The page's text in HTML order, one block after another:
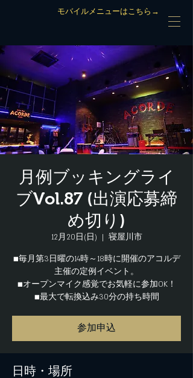
モバイルメニューはこちら→
月例ブッキングライ
ブVol.87 (出演応募締
め切り)
12月20日(日)
  |
寝屋川市
■毎月第3日曜の14時～18時に開催のアコルデ
主催の定例イベント。
■オープンマイク感覚でお気軽に参加OK！
■最大で転換込み30分の持ち時間
参加申込
日時・場所